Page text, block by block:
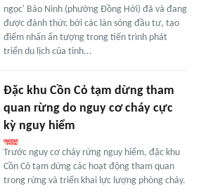
ngọc' Bảo Ninh (phường Đồng Hới) đã và đang
được đánh thức bởi các làn sóng đầu tư, tạo
điểm nhấn ấn tượng trong tiến trình phát
triển du lịch của tỉnh...
Đặc khu Cồn Cỏ tạm dừng tham
quan rừng do nguy cơ cháy cực
kỳ nguy hiểm
Trước nguy cơ cháy rừng nguy hiểm, đặc khu
Cồn Cỏ tạm dừng các hoạt động tham quan
trong rừng và triển khai lực lượng phòng cháy.